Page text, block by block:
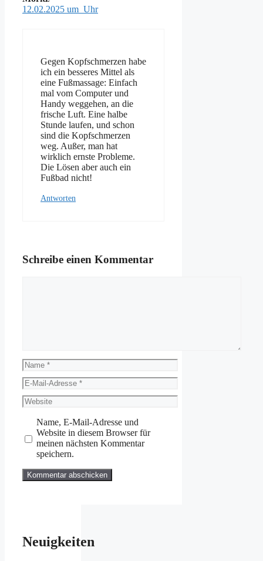
12.02.2025 um Uhr
Gegen Kopfschmerzen habe
ich ein besseres Mittel als
eine Fußmassage: Einfach
mal vom Computer und
Handy weggehen, an die
frische Luft. Eine halbe
Stunde laufen, und schon
sind die Kopfschmerzen
weg. Außer, man hat
wirklich ernste Probleme.
Die Lösen aber auch ein
Fußbad nicht!
Antworten
Schreibe einen Kommentar
Name
E-
Mail-
Adresse
Website
Name, E-Mail-Adresse und
Website in diesem Browser für
meinen nächsten Kommentar
speichern.
Neuigkeiten